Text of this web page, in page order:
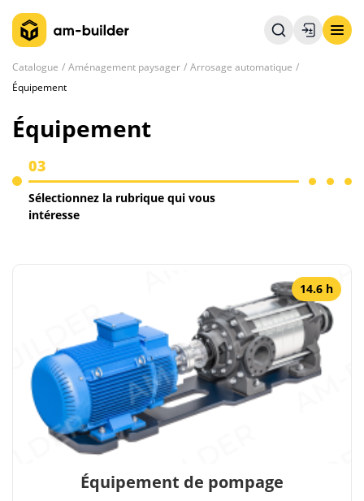
Catalogue Aménagement paysager
Arrosage automatique
Équipement
Équipement
03
Sélectionnez la rubrique qui vous
intéresse
14.6 h
Équipement de pompage